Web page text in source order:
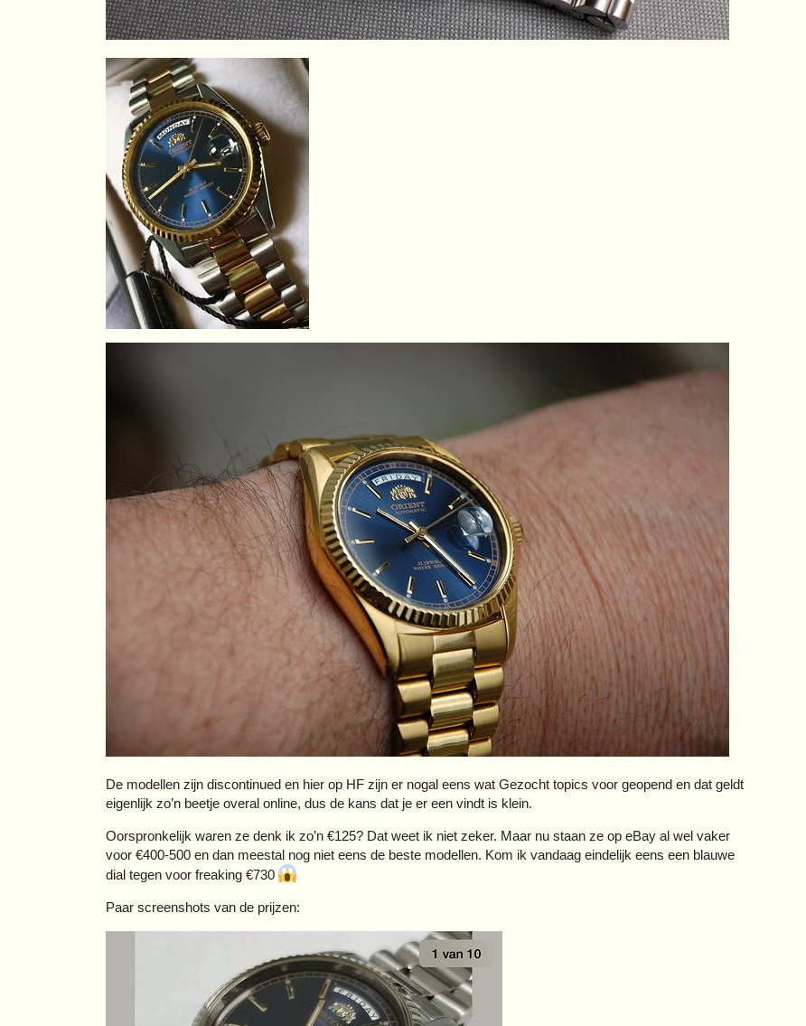
De modellen zijn discontinued en hier op HF zijn er nogal eens wat Gezocht topics voor geopend en dat geldt
eigenlijk zo’n beetje overal online, dus de kans dat je er een vindt is klein.
Oorspronkelijk waren ze denk ik zo’n €125? Dat weet ik niet zeker. Maar nu staan ze op eBay al wel vaker
voor €400-500 en dan meestal nog niet eens de beste modellen. Kom ik vandaag eindelijk eens een blauwe
dial tegen voor freaking €730
Paar screenshots van de prijzen: